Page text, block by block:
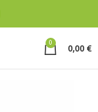
0
0,00 €